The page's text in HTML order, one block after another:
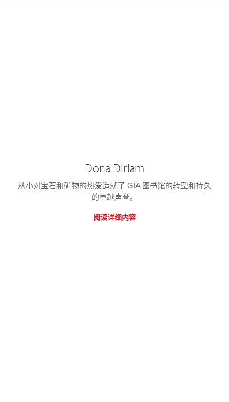
Dona Dirlam
从小对宝石和矿物的热爱造就了 GIA 图书馆的转型和持久
的卓越声誉。
阅读详细内容